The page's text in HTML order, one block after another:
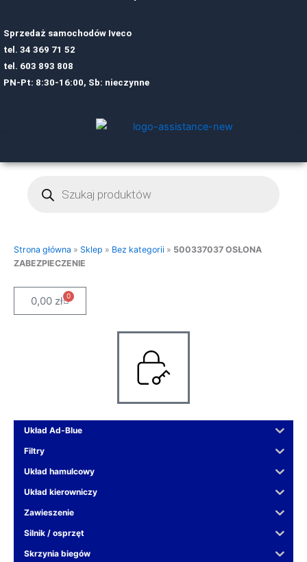
Sprzedaż samochodów Iveco
tel. 34 369 71 52
tel. 603 893 808
PN-Pt: 8:30-16:00, Sb: nieczynne
produktów
Strona główna » Sklep » Bez kategorii » 500337037 OSŁONA
ZABEZPIECZENIE
0,00 zł 0
Cart
Układ Ad-Blue
Filtry
Układ hamulcowy
Układ kierowniczy
Zawieszenie
Silnik / osprzęt
Skrzynia biegów